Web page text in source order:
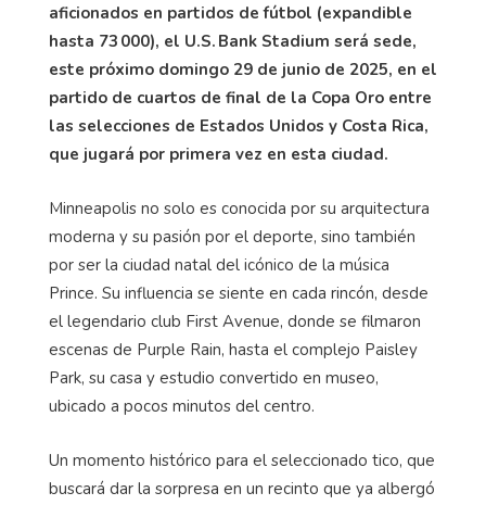
aficionados en partidos de fútbol (expandible
hasta 73 000), el U.S. Bank Stadium será sede,
este próximo domingo 29 de junio de 2025, en el
partido de cuartos de final de la Copa Oro entre
las selecciones de Estados Unidos y Costa Rica,
que jugará por primera vez en esta ciudad.
Minneapolis no solo es conocida por su arquitectura
moderna y su pasión por el deporte, sino también
por ser la ciudad natal del icónico de la música
Prince. Su influencia se siente en cada rincón, desde
el legendario club First Avenue, donde se filmaron
escenas de Purple Rain, hasta el complejo Paisley
Park, su casa y estudio convertido en museo,
ubicado a pocos minutos del centro.
Un momento histórico para el seleccionado tico, que
buscará dar la sorpresa en un recinto que ya albergó